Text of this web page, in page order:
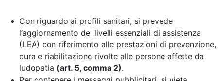
Con riguardo ai profili sanitari, si prevede
l’aggiornamento dei livelli essenziali di assistenza
(LEA) con riferimento alle prestazioni di prevenzione,
cura e riabilitazione rivolte alle persone affette da
ludopatia (art. 5, comma 2).